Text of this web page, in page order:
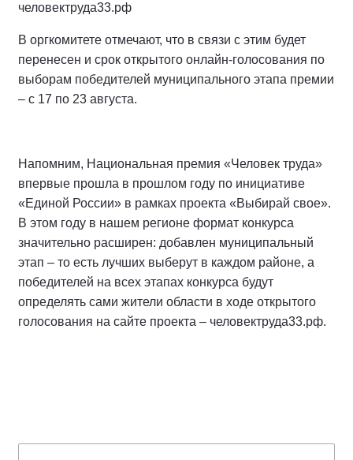
человектруда33.рф
В оргкомитете отмечают, что в связи с этим будет
перенесен и срок открытого онлайн-голосования по
выборам победителей муниципального этапа премии
– с 17 по 23 августа.
Напомним, Национальная премия «Человек труда»
впервые прошла в прошлом году по инициативе
«Единой России» в рамках проекта «Выбирай свое».
В этом году в нашем регионе формат конкурса
значительно расширен: добавлен муниципальный
этап – то есть лучших выберут в каждом районе, а
победителей на всех этапах конкурса будут
определять сами жители области в ходе открытого
голосования на сайте проекта – человектруда33.рф.